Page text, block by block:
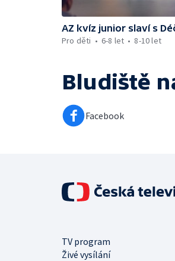
AZ kvíz junior slaví s
Pro děti
6-8 let 8-10 let
Bludiště
Facebook
TV program
Živé vysílání